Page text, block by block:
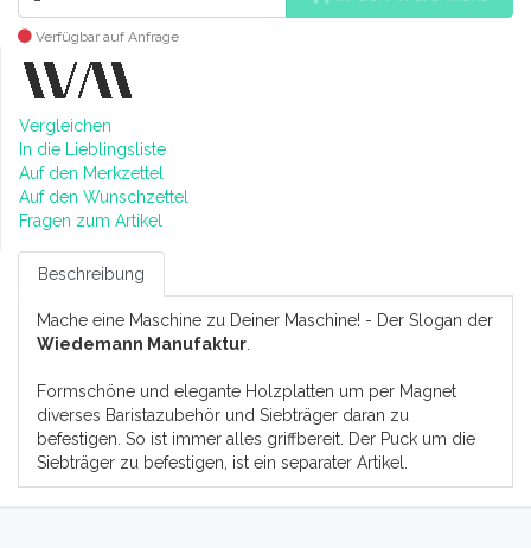
Verfügbar auf Anfrage
Vergleichen
In die Lieblingsliste
Auf den Merkzettel
Auf den Wunschzettel
Fragen zum Artikel
Beschreibung
Mache eine Maschine zu Deiner Maschine! - Der Slogan der
Wiedemann Manufaktur
Formschöne und elegante Holzplatten um per Magnet
diverses Baristazubehör und Siebträger daran zu
befestigen. So ist immer alles griffbereit. Der Puck um die
Siebträger zu befestigen, ist ein separater Artikel.